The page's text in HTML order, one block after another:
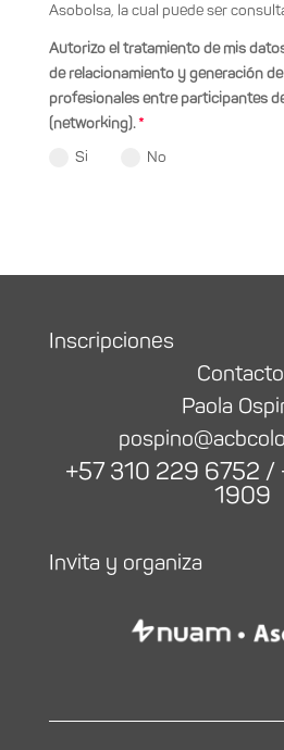
Asobolsa, la cual puede ser
Autorizo el tratamiento de mis
de relacionamiento y generación
profesionales entre participantes
(networking).
Si
No
Inscripciones
Paola
+57 310 229 6752
1909
Invita y organiza